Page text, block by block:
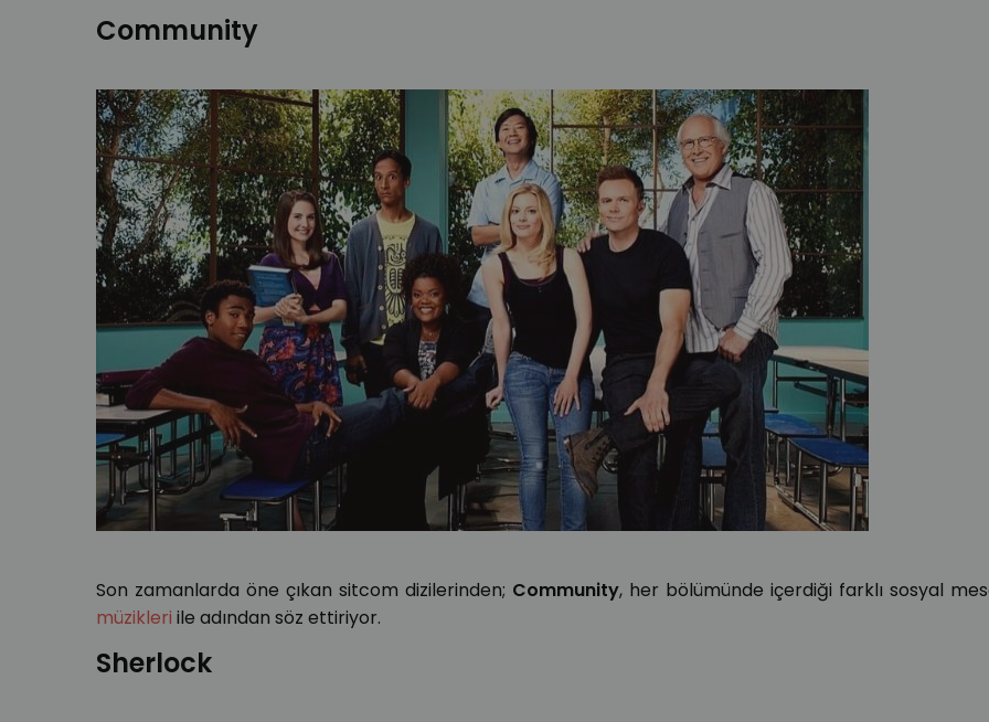
Community
Son zamanlarda öne çıkan sitcom dizilerinden; Community, her bölümünde içerdiği farklı sosyal
müzikleri ile adından söz ettiriyor.
Sherlock